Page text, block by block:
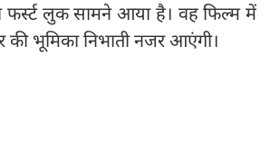
फर्स्ट लुक सामने आया है। वह फिल्म में
भूमिका निभाती नजर आएंगी।